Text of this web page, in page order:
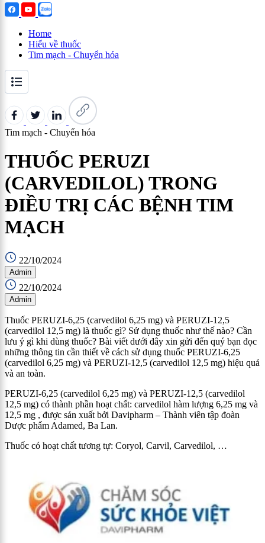
Home
Hiểu về thuốc
Tim mạch - Chuyển hóa
Tim mạch - Chuyển hóa
THUỐC PERUZI
(CARVEDILOL) TRONG
ĐIỀU TRỊ CÁC BỆNH TIM
MẠCH
22/10/2024
Admin
22/10/2024
Admin
Thuốc PERUZI-6,25 (carvedilol 6,25 mg) và PERUZI-12,5
(carvedilol 12,5 mg) là thuốc gì? Sử dụng thuốc như thế nào? Cần
lưu ý gì khi dùng thuốc? Bài viết dưới đây xin gửi đến quý bạn đọc
những thông tin cần thiết về cách sử dụng thuốc PERUZI-6,25
(carvedilol 6,25 mg) và PERUZI-12,5 (carvedilol 12,5 mg) hiệu quả
và an toàn.
PERUZI-6,25 (carvedilol 6,25 mg) và PERUZI-12,5 (carvedilol
12,5 mg) có thành phần hoạt chất: carvedilol hàm lượng 6,25 mg và
12,5 mg , được sản xuất bởi Davipharm – Thành viên tập đoàn
Dược phẩm Adamed, Ba Lan.
Thuốc có hoạt chất tương tự: Coryol, Carvil, Carvedilol, …